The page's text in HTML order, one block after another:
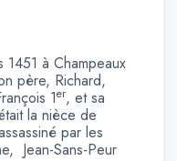
1451 à Champeaux
père, Richard,
1er, et sa
la nièce de
par les
Jean-Sans-Peur